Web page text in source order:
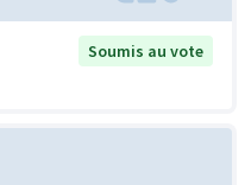
Soumis au vote